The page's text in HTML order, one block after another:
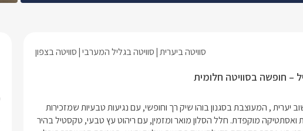
סוויטה ביערית סוויטה בגליל המערבי סוויטה בצפון
– חופשה בסוויטה חלומית